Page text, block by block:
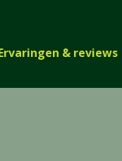
& reviews